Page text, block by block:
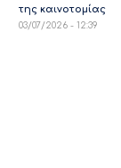
της καινοτομίας
03/07/2026 - 12:39